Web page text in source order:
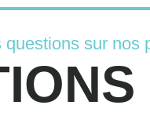
sur nos